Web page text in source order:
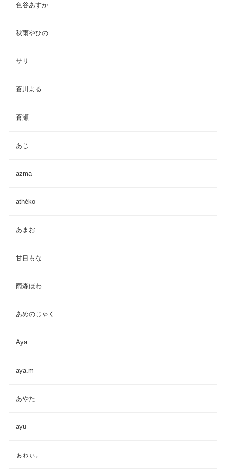
色谷あすか
秋雨やひの
サリ
蒼川よる
蒼瀬
あじ
azma
athéko
あまお
甘目もな
雨森ほわ
あめのじゃく
Aya
aya.m
あやた
ayu
ぁゎぃ。